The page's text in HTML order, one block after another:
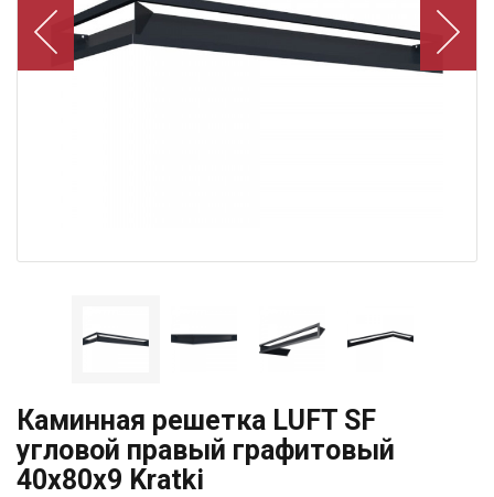
Каминная решетка LUFT SF
угловой правый графитовый
40x80x9 Kratki